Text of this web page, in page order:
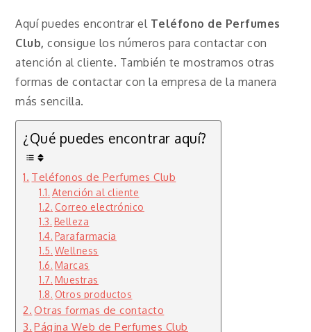
Aquí puedes encontrar el Teléfono de Perfumes
Club,consigue los números para contactar con
atención al cliente. También te mostramos otras
formas de contactar con la empresa de la manera
más sencilla.
¿Qué puedes encontrar aquí?
Teléfonos de Perfumes Club
Atención al cliente
Correo electrónico
Belleza
Parafarmacia
Wellness
Marcas
Muestras
Otros productos
Otras formas de contacto
Página Web de Perfumes Club